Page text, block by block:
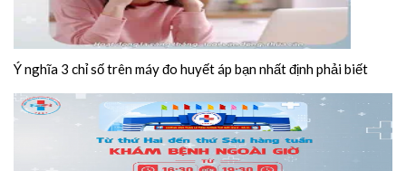
Ý nghĩa 3 chỉ số trên máy đo huyết áp bạn nhất định phải biết